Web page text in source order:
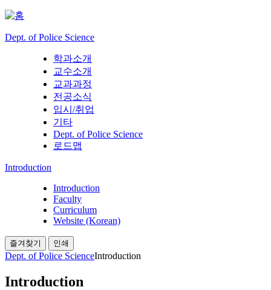
Dept. of Police Science
학과소개
교수소개
교과과정
전공소식
입시/취업
기타
Dept. of Police Science
로드맵
Introduction
Introduction
Faculty
Curriculum
Website (Korean)
즐겨찾기 인쇄
Dept. of Police ScienceIntroduction
Introduction